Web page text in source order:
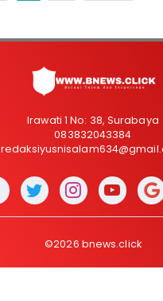
Irawati 1 No: 38, Surabaya
083832043384
©2026 bnews.click